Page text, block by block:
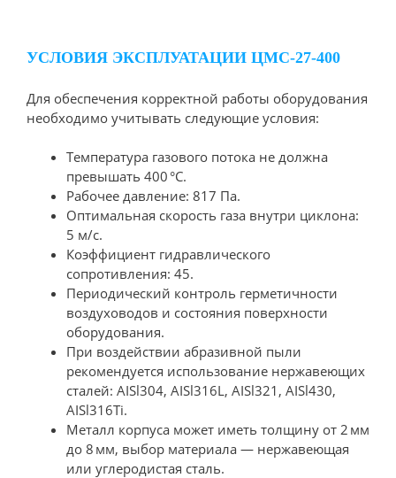
УСЛОВИЯ ЭКСПЛУАТАЦИИ ЦМС-27-400
Для обеспечения корректной работы оборудования
необходимо учитывать следующие условия:
Температура газового потока не должна
превышать 400 °C.
Рабочее давление: 817 Па.
Оптимальная скорость газа внутри циклона:
5 м/с.
Коэффициент гидравлического
сопротивления: 45.
Периодический контроль герметичности
воздуховодов и состояния поверхности
оборудования.
При воздействии абразивной пыли
рекомендуется использование нержавеющих
сталей: AISl304, AISl316L, AISl321, AISl430,
AISl316Ti.
Металл корпуса может иметь толщину от 2 мм
до 8 мм, выбор материала — нержавеющая
или углеродистая сталь.